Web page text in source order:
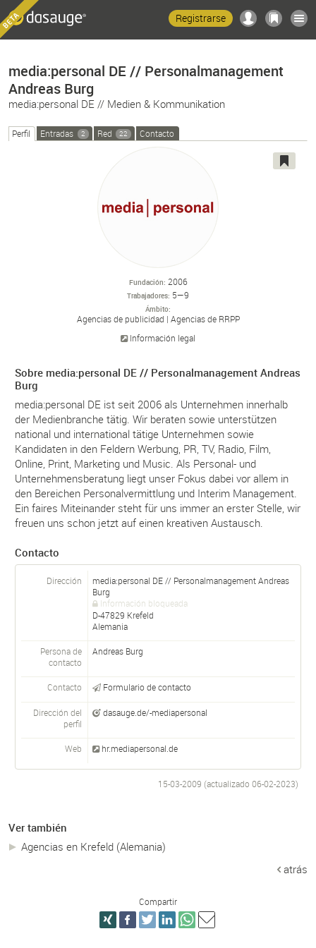
Registrarse
media:personal DE // Personalmanagement
Andreas Burg
media:personal DE // Medien & Kommunikation
Perfil Entradas 2 Red 22 Contacto
Fundación 2006
Trabajadores 5—9
Ámbito
Agencias de publicidad
Agencias de RRPP
Información legal
Sobre media:personal DE // Personalmanagement Andreas
Burg
media:personal DE ist seit 2006 als Unternehmen innerhalb
der Medienbranche tätig. Wir beraten sowie unterstützen
national und international tätige Unternehmen sowie
Kandidaten in den Feldern Werbung, PR, TV, Radio, Film,
Online, Print, Marketing und Music. Als Personal- und
Unternehmensberatung liegt unser Fokus dabei vor allem in
den Bereichen Personalvermittlung und Interim Management.
Ein faires Miteinander steht für uns immer an erster Stelle, wir
freuen uns schon jetzt auf einen kreativen Austausch.
Contacto
Dirección
media:personal DE // Personalmanagement Andreas
Burg
Información bloqueada
D-47829 Krefeld
Alemania
Persona de
contacto
Andreas Burg
Contacto Formulario de contacto
Dirección del
perfil
dasauge.de/-mediapersonal
Web hr.mediapersonal.de
15-03-2009 (actualizado 06-02-2023)
Ver también
Agencias en Krefeld (Alemania)
atrás
Compartir